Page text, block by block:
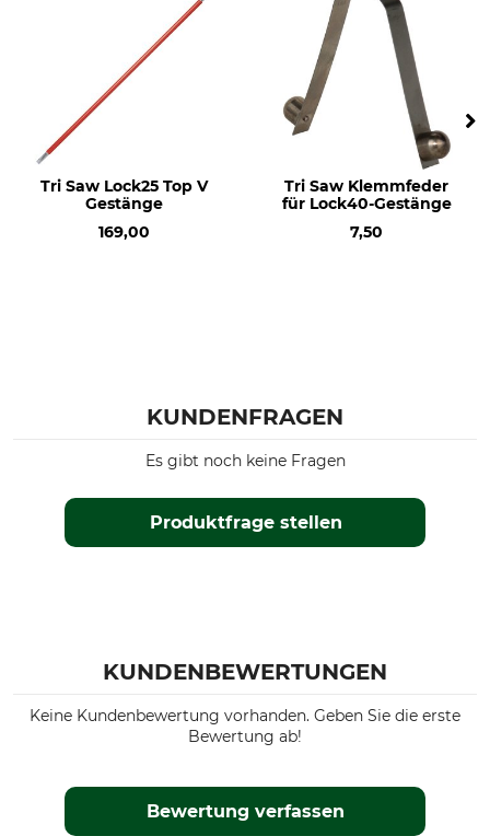
Tri Saw Lock25 Top V
Gestänge
169,00
Tri Saw Klemmfeder
für Lock40-Gestänge
7,50
KUNDENFRAGEN
Produktfrage stellen
Es gibt noch keine Fragen
KUNDENBEWERTUNGEN
Keine Kundenbewertung vorhanden. Geben Sie die erste
Bewertung ab!
Bewertung verfassen